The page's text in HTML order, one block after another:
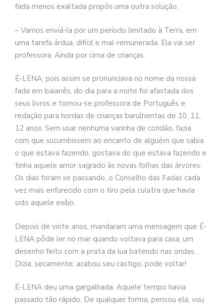
fada menos exaltada propôs uma outra solução.
– Vamos enviá-la por um período limitado à Terra, em
uma tarefa árdua, difícil e mal-remunerada. Ela vai ser
professora. Ainda por cima de crianças.
É-LENA, pois assim se pronunciava no nome da nossa
fada em baianês, do dia para a noite foi afastada dos
seus livros e tornou-se professora de Português e
redação para hordas de crianças barulhentas de 10, 11,
12 anos. Sem usar nenhuma varinha de condão, fazia
com que sucumbissem ao encanto de alguém que sabia
o que estava fazendo, gostava do que estava fazendo e
tinha aquele amor sagrado às novas folhas das árvores.
Os dias foram se passando, o Conselho das Fadas cada
vez mais enfurecido com o tiro pela culatra que havia
sido aquele exílio.
Depois de vinte anos, mandaram uma mensagem que É-
LENA pôde ler no mar quando voltava para casa, um
desenho feito com a prata da lua batendo nas ondas.
Dizia, secamente: acabou seu castigo, pode voltar!
É-LENA deu uma gargalhada. Aquele tempo havia
passado tão rápido. De qualquer forma, pensou ela, vou